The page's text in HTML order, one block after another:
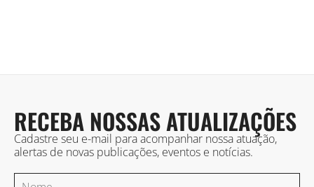
RECEBA NOSSAS ATUALIZAÇÕES
Cadastre seu e-mail para acompanhar nossa atuação,
alertas de novas publicações, eventos e notícias.